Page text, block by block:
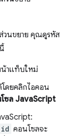
วนขยาย คุณดูรหัส
าแท็บใหม่
ดยคลิกไอคอน
โซล JavaScript
คอนโซลจะ